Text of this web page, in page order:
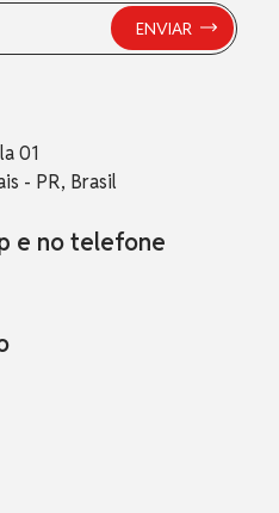
01
- PR, Brasil
e no telefone